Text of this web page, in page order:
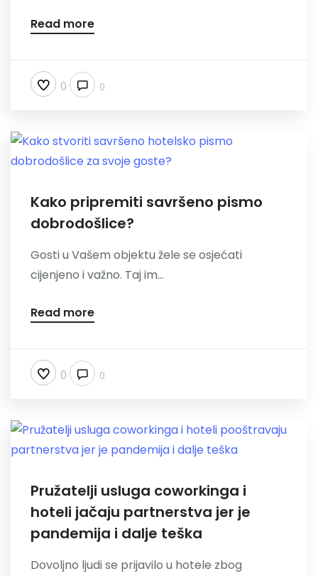
Read more
0 0
Kako pripremiti savršeno pismo
dobrodošlice?
Gosti u Vašem objektu žele se osjećati
cijenjeno i važno. Taj im...
Read more
0 0
Pružatelji usluga coworkinga i
hoteli jačaju partnerstva jer je
pandemija i dalje teška
Dovoljno ljudi se prijavilo u hotele zbog